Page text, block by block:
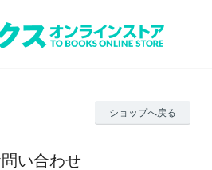
ショップへ戻る
い合わせ